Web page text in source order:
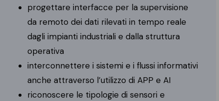
progettare interfacce per la supervisione
da remoto dei dati rilevati in tempo reale
dagli impianti industriali e dalla struttura
operativa
interconnettere i sistemi e i flussi informativi
anche attraverso l’utilizzo di APP e AI
riconoscere le tipologie di sensori e